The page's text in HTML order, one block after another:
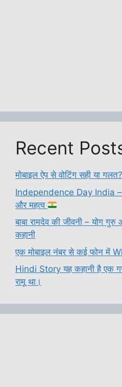
Recent
मोबाइल ऐप से वोटिंग सही या
Independence Day India –
और महत्व
बाबा रामदेव की जीवनी – योग
कहानी
एक मोबाइल नंबर से कई फोन में
Hindi Story यह कहानी है एक
रामू था।